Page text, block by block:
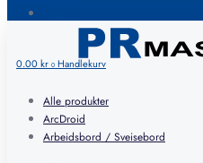
0.00kr 0 Handlekurv
Alle produkter
ArcDroid
Arbeidsbord / Sveisebord